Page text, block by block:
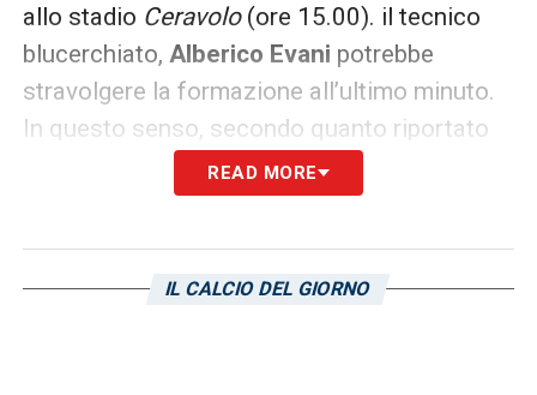
allo stadio Ceravolo(ore 15.00). il tecnico
blucerchiato, Alberico Evani potrebbe
stravolgere la formazione all’ultimo minuto.
In questo senso, secondo quanto riportato
, potrebbe trovare spazio
nell’undici iniziale ancheMassimo Coda
Staremo a vedere quali saranno le scelte del
READ MORE
IL CALCIO DEL GIORNO